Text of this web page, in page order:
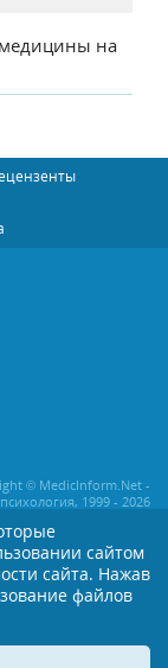
на
© MedicInform.Net -
1999 - 2026
сайта строго
при наличии
Редакция не всегда
рекомендуется
сайтом
сайта. Нажав
файлов